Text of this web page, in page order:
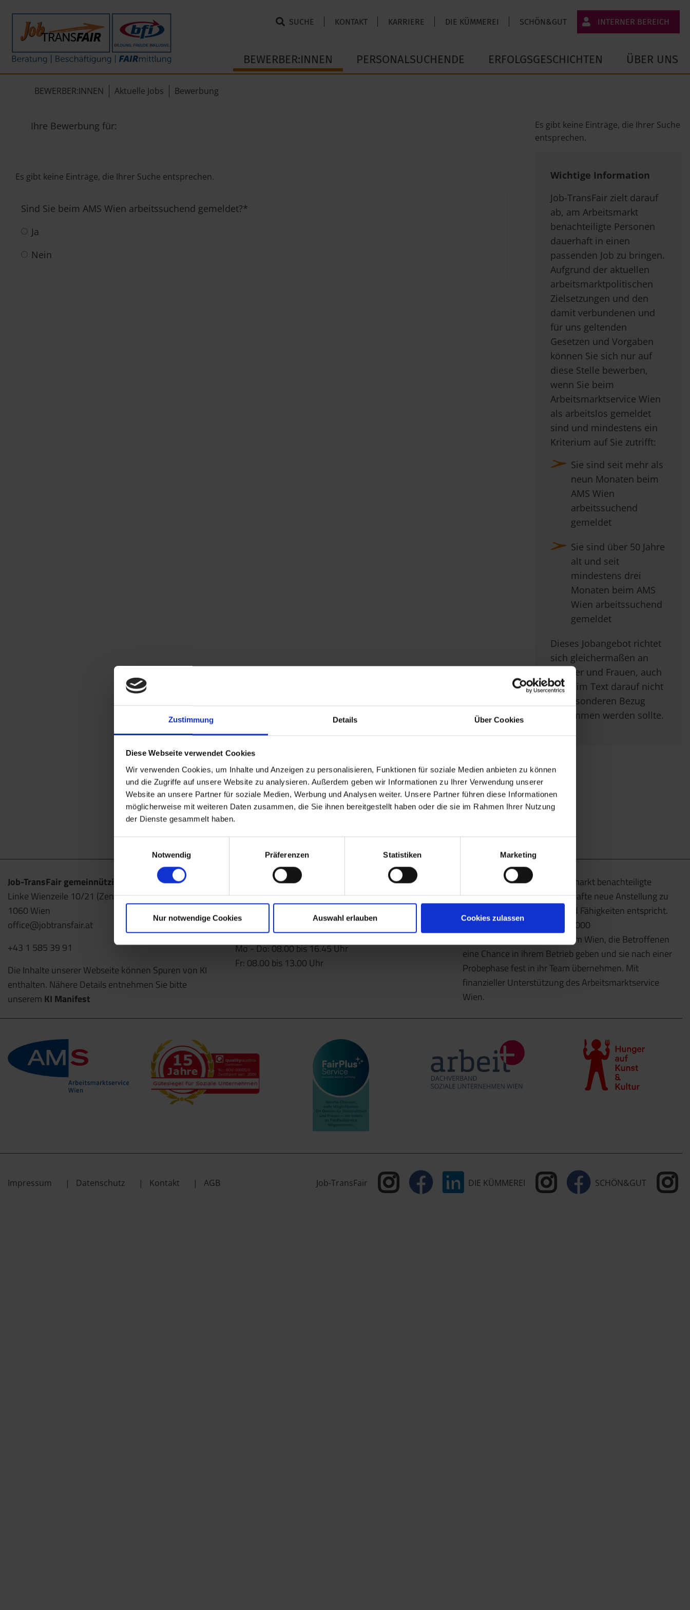
Zustimmung Details Über Cookies
Diese Webseite verwendet Cookies
Wir verwenden Cookies, um Inhalte und Anzeigen zu personalisieren, Funktionen für soziale Medien anbieten zu können
und die Zugriffe auf unsere Website zu analysieren. Außerdem geben wir Informationen zu Ihrer Verwendung unserer
Website an unsere Partner für soziale Medien, Werbung und Analysen weiter. Unsere Partner führen diese Informationen
möglicherweise mit weiteren Daten zusammen, die Sie ihnen bereitgestellt haben oder die sie im Rahmen Ihrer Nutzung
der Dienste gesammelt haben.
Notwendig
Präferenzen Statistiken Marketing
Nur notwendige Cookies Auswahl erlauben Cookies zulassen
INTERNER BEREICH
JobImpuls
KONTAKT KARRIERE DIE KÜMMEREI SCHÖN&GUT
SUCHE
BEWERBER:INNEN PERSONALSUCHENDE ERFOLGSGESCHICHTEN ÜBER UNS
BEWERBER:INNEN Aktuelle Jobs Bewerbung
Ihre Bewerbung für:
Es gibt keine Einträge, die Ihrer Suche entsprechen.
Sind Sie beim AMS Wien arbeitssuchend gemeldet?*
Ja
Nein
Es gibt keine Einträge, die Ihrer Suche
entsprechen.
Wichtige Information
Job-TransFair zielt darauf
ab, am Arbeitsmarkt
benachteiligte Personen
dauerhaft in einen
passenden Job zu bringen.
Aufgrund der aktuellen
arbeitsmarktpolitischen
Zielsetzungen und den
damit verbundenen und
für uns geltenden
Gesetzen und Vorgaben
können Sie sich nur auf
diese Stelle bewerben,
wenn Sie beim
Arbeitsmarktservice Wien
als arbeitslos gemeldet
sind und mindestens ein
Kriterium auf Sie zutrifft:
Sie sind seit mehr als
neun Monaten beim
AMS Wien
arbeitssuchend
gemeldet
Sie sind über 50 Jahre
alt und seit
mindestens drei
Monaten beim AMS
Wien arbeitssuchend
gemeldet
Dieses Jobangebot richtet
sich gleichermaßen an
Männer und Frauen, auch
wenn im Text darauf nicht
im Besonderen Bezug
genommen werden sollte.
Job-TransFair gemeinnützige GmbH
Linke Wienzeile 10/21 (Zentrale)
1060 Wien
office@jobtransfair.at
+43 1 585 39 91
Die Inhalte unserer Webseite können Spuren von KI
enthalten. Nähere Details entnehmen Sie bitte
unserem KI Manifest
Aktuelle Jobs
Standorte
Öffnungszeiten
Mo - Do: 08.00 bis 16.45 Uhr
Fr: 08.00 bis 13.00 Uhr
Wir unterstützen am Arbeitsmarkt benachteiligte
Menschen dabei, eine dauerhafte neue Anstellung zu
finden, die ihren Talenten und Fähigkeiten entspricht.
Dazu kooperieren wir mit 10.000
Partnerunternehmen im Raum Wien, die Betroffenen
eine Chance in ihrem Betrieb geben und sie nach einer
Probephase fest in ihr Team übernehmen. Mit
finanzieller Unterstützung des Arbeitsmarktservice
Wien.
Impressum Datenschutz Kontakt AGB Job-TransFair DIE KÜMMEREI SCHÖN&GUT
Mein Weg zum Job
Beratung
Beschäftigung
FAIRmittlung
ÜBER UNS
Leitbild
KI-Manifest
Ergebnisse
News
Standorte
Interner Bereich
JT-Portal
JobImpuls
Zeiterfassung